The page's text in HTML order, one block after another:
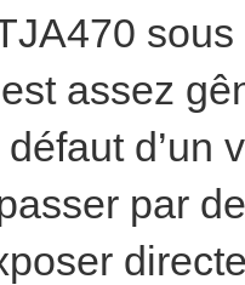
assez
d’un
par